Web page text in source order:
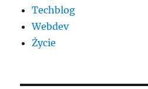
Techblog
Webdev
Życie